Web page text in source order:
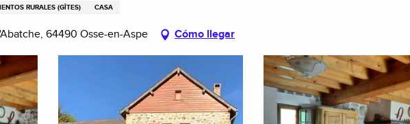
RURALES (GÎTES) CASA
64490 Osse-en-Aspe Cómo llegar